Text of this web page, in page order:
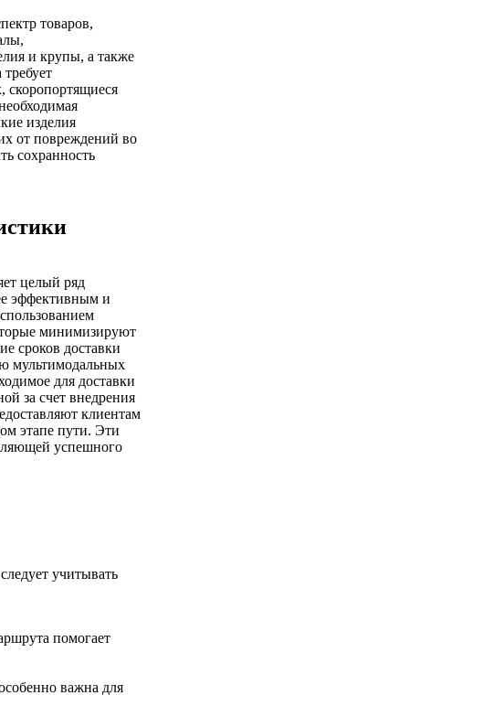
товаров,
и крупы, а также
скоропортящиеся
изделия
от повреждений во
сохранность
целый ряд
эффективным и
минимизируют
сроков доставки
мультимодальных
для доставки
за счет внедрения
клиентам
этапе пути. Эти
успешного
учитывать
помогает
важна для